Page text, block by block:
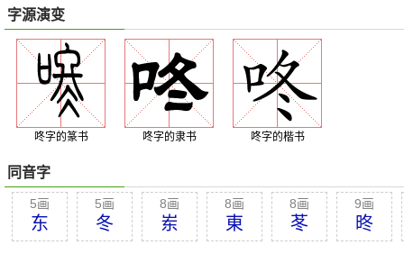
字源演变
咚字的篆书 咚字的隶书 咚字的楷书
同音字
5画
东
5画
冬
8画
岽
8画
東
8画
苳
9画
昸